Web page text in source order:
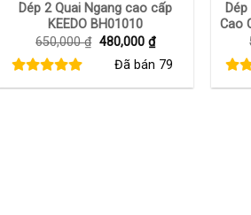
Dép 2 Quai Ngang cao cấp
KEEDO BH01010
650,000₫ Giá
480,000 ₫Giá
hiện
tại
480,000 ₫.
Đã bán 79
Cao